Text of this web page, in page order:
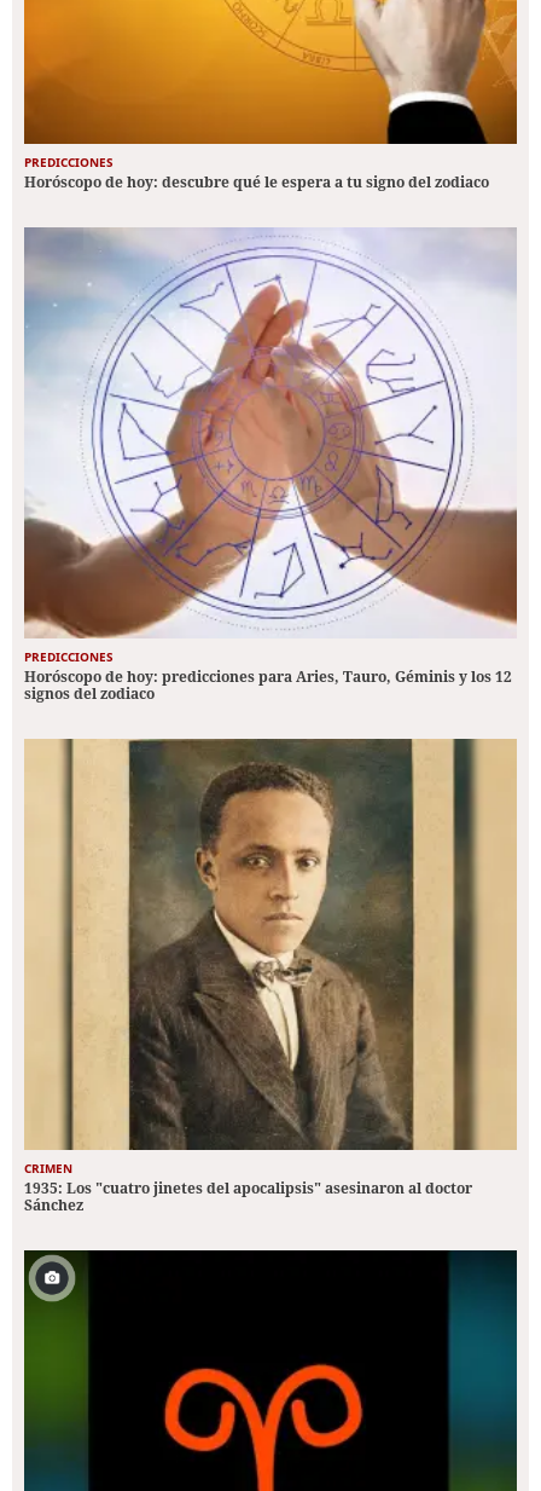
PREDICCIONES
Horóscopo de hoy: descubre qué le espera a tu signo del zodiaco
PREDICCIONES
Horóscopo de hoy: predicciones para Aries, Tauro, Géminis y los 12
signos del zodiaco
CRIMEN
1935: Los "cuatro jinetes del apocalipsis" asesinaron al doctor
Sánchez